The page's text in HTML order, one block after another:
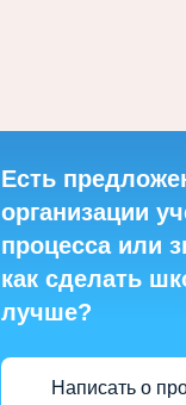
Есть
организации
процесса или
как сделать
лучше?
Написать о